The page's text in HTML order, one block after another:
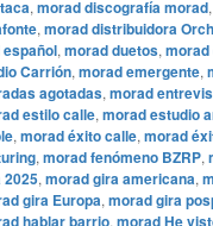
, morad discografía morad,
, morad distribuidora
, morad duetos, morad
Carrión, morad emergente,
agotadas, morad
estilo calle, morad estudio
, morad éxito calle, morad
, morad fenómeno BZRP,
2025, morad gira americana,
gira Europa, morad gira
hablar barrio, morad He